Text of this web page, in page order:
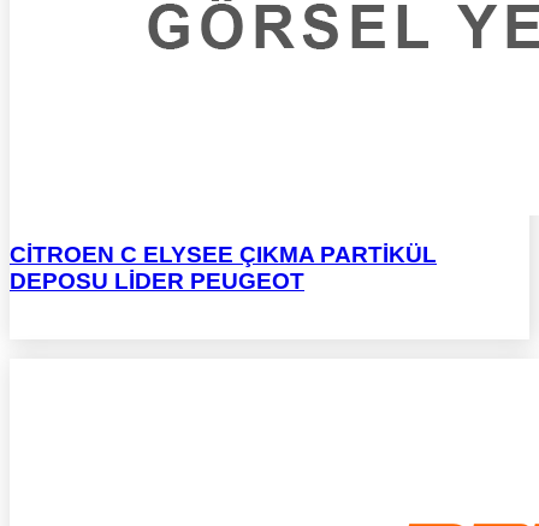
CİTROEN C ELYSEE ÇIKMA PARTİKÜL
DEPOSU LİDER PEUGEOT